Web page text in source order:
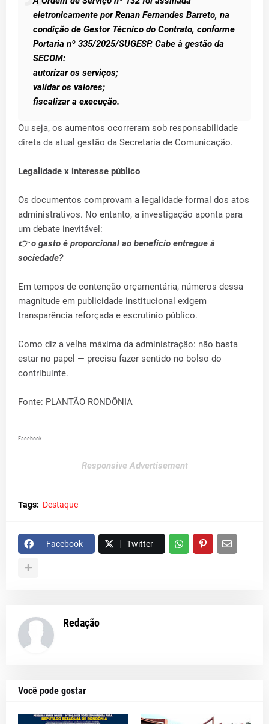
eletronicamente por Renan Fernandes Barreto, na
condição de Gestor Técnico do Contrato, conforme
Portaria nº 335/2025/SUGESP. Cabe à gestão da
SECOM:
autorizar os serviços;
validar os valores;
fiscalizar a execução.
Ou seja, os aumentos ocorreram sob responsabilidade
direta da atual gestão da Secretaria de Comunicação.
Legalidade x interesse público
Os documentos comprovam a legalidade formal dos atos
administrativos. No entanto, a investigação aponta para
um debate inevitável:
👉 o gasto é proporcional ao benefício entregue à
sociedade?
Em tempos de contenção orçamentária, números dessa
magnitude em publicidade institucional exigem
transparência reforçada e escrutínio público.
Como diz a velha máxima da administração: não basta
estar no papel — precisa fazer sentido no bolso do
contribuinte.
Fonte: PLANTÃO RONDÔNIA
Facebook
Responsive Advertisement
Tags: Destaque
Facebook Twitter
Redação
Você pode gostar